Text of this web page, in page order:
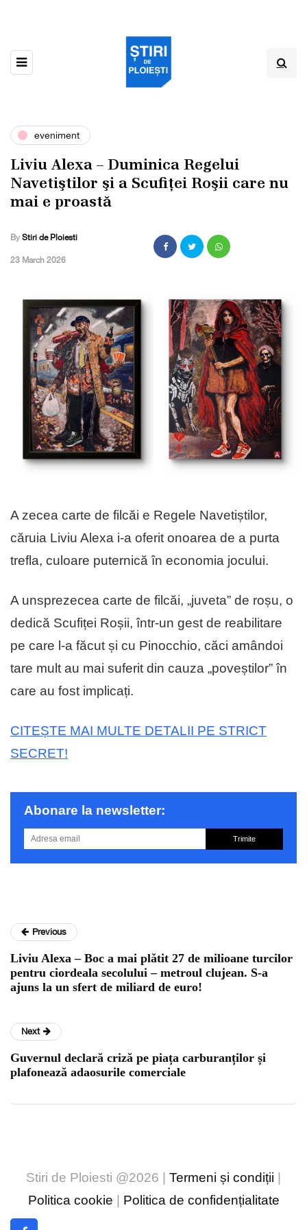
eveniment
Liviu Alexa – Duminica Regelui
Navetiştilor şi a Scufiței Roşii care nu
mai e proastǎ
By Stiri de Ploiesti
,23 March 2026
A zecea carte de filcăi e Regele Navetiștilor,
căruia Liviu Alexa i-a oferit onoarea de a purta
trefla, culoare puternică în economia jocului.
A unsprezecea carte de filcăi, „juveta” de roșu, o
dedică Scufiței Roșii, într-un gest de reabilitare
pe care l-a făcut și cu Pinocchio, căci amândoi
tare mult au mai suferit din cauza „poveștilor” în
care au fost implicați.
CITEȘTE MAI MULTE DETALII PE STRICT
SECRET!
Abonare la newsletter:
Trimite
Previous
Liviu Alexa – Boc a mai plǎtit 27 de milioane turcilor
pentru ciordeala secolului – metroul clujean. S-a
ajuns la un sfert de miliard de euro!
Next
Guvernul declară criză pe piața carburanților și
plafonează adaosurile comerciale
Stiri de Ploiesti @2026 | Termeni și condiții
Politica cookie
Politica de confidențialitate